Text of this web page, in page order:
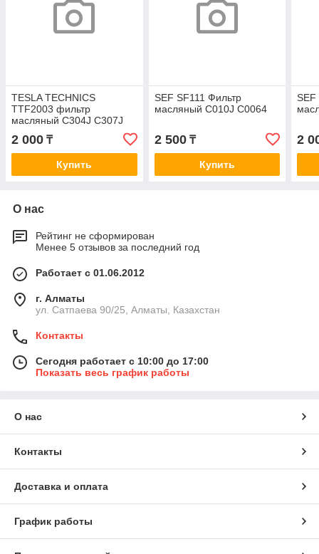
TESLA TECHNICS
TTF2003 фильтр
масляный C304J C307J
2 000 ₸
Купить
SEF SF111 Фильтр
масляный C010J C0064
2 500₸
Купить
SEF
2
О нас
Рейтинг не сформирован
Менее 5 отзывов за последний год
Работает с 01.06.2012
г. Алматы
ул. Сатпаева 90/25, Алматы, Казахстан
Контакты
Сегодня работает с 10:00 до 17:00
Показать весь график работы
О нас
Контакты
Доставка и оплата
График работы